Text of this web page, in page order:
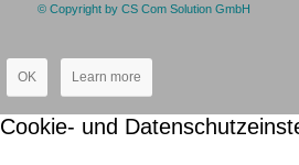
© Copyright by CS Com Solution GmbH
OK Learn more
Cookie- und